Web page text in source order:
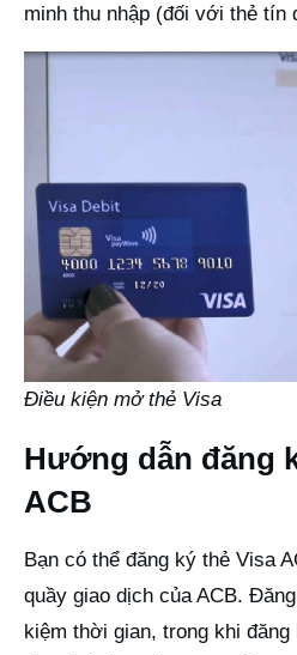
minh thu nhập (đối với thẻ tín
Điều kiện mở thẻ Visa
Hướng dẫn đăng
ACB
Bạn có thể đăng ký thẻ Visa
quầy giao dịch của ACB.
kiệm thời gian, trong khi